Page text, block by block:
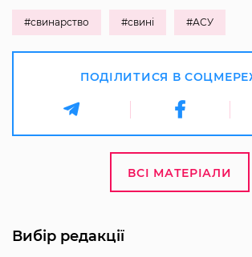
#свинарство #свині #АСУ
ПОДІЛИТИСЯ В
ВСІ МАТЕРІАЛИ
Вибір редакції